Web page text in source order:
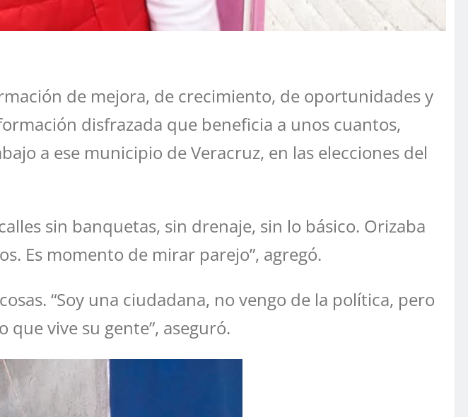
de mejora, de crecimiento, de oportunidades y
disfrazada que beneficia a unos cuantos,
a ese municipio de Veracruz, en las elecciones del
sin banquetas, sin drenaje, sin lo básico. Orizaba
Es momento de mirar parejo”, agregó.
“Soy una ciudadana, no vengo de la política, pero
vive su gente”, aseguró.